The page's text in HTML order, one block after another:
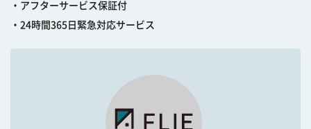
・アフターサービス保証付
・24時間365日緊急対応サービス